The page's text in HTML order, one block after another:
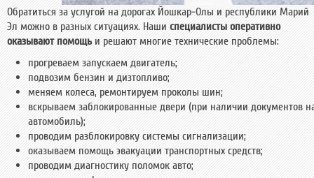
Обратиться за услугой на дорогах Йошкар-Олы и республики Марий
Эл можно в разных ситуациях. Наши специалисты оперативно
оказывают помощьи решают многие технические проблемы:
прогреваем запускаем двигатель;
подвозим бензин и дизтопливо;
меняем колеса, ремонтируем проколы шин;
вскрываем заблокированные двери (при наличии документов
автомобиль);
проводим разблокировку системы сигнализации;
оказываем помощь эвакуации транспортных средств;
проводим диагностику поломок авто;